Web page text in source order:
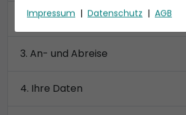
Kabine
An- und Abreise
Ihre Daten
Impressum | Datenschutz | AGB